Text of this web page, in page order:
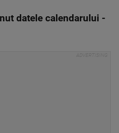
datele calendarului -